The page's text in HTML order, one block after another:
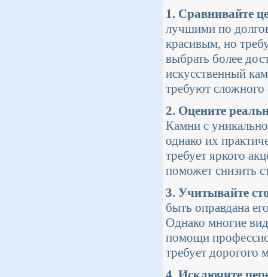
1. Сравнивайте
лучшими по
красивым, но
выбрать более
искусственный
требуют
2. Оцените
Камни с
однако их
требует яркого
поможет снизить
3. Учитывайте
быть оправдана
Однако многие
помощи
требует дорогого